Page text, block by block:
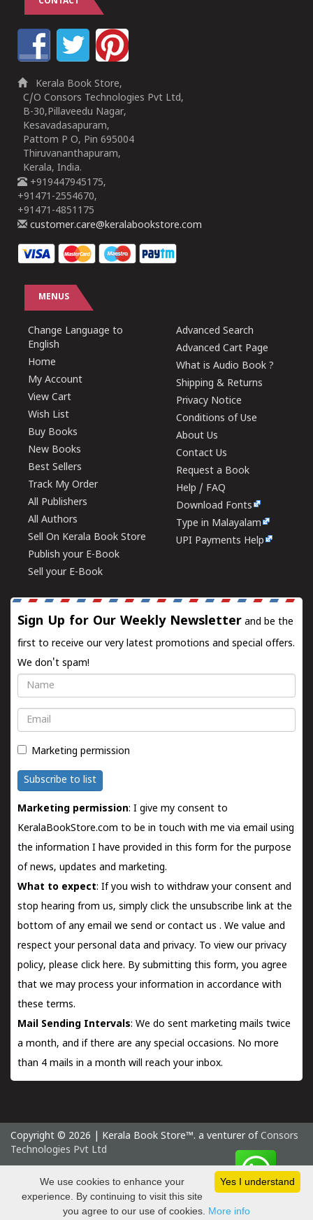
Kerala Book Store,
C/O Consors Technologies Pvt Ltd,
B-30,Pillaveedu Nagar,
Kesavadasapuram,
Pattom P O, Pin 695004
Thiruvananthapuram,
Kerala, India.
+919447945175,
+91471-2554670,
+91471-4851175
customer.care@keralabookstore.com
MENUS
Change Language to
English
Home
My Account
View Cart
Wish List
Buy Books
New Books
Best Sellers
Track My Order
All Publishers
All Authors
Sell On Kerala Book Store
Publish your E-Book
Sell your E-Book
Advanced Search
Advanced Cart Page
What is Audio Book ?
Shipping & Returns
Privacy Notice
Conditions of Use
About Us
Contact Us
Request a Book
Help / FAQ
Download Fonts
Type in Malayalam
UPI Payments Help
Sign Up for Our Weekly Newsletter and be the
first to receive our very latest promotions and special offers.
We don't spam!
Name
Email
Marketing permission
Subscribe to list
Marketing permission: I give my consent to
KeralaBookStore.com to be in touch with me via email using
the information I have provided in this form for the purpose
of news, updates and marketing.
What to expect: If you wish to withdraw your consent and
stop hearing from us, simply click the unsubscribe link at the
bottom of any email we send orcontact us . We value and
respect your personal data and privacy. To view our privacy
policy, please click here. By submitting this form, you agree
that we may process your information in accordance with
these terms.
Mail Sending Intervals: We do sent marketing mails twice
a month, and if there are any special occasions. No more
than 4 mails in a month will reach your inbox.
Copyright © 2026 | Kerala Book Store™. a venturer of Consors
Technologies Pvt Ltd
Sunday 9 August, 2026 IST
Yes I understand
We use cookies to enhance your
experience. By continuing to visit this site
you agree to our use of cookies. More info